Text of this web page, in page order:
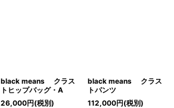
black means クラス
トヒップバッグ・A
26,000円(税別)
black means クラス
トパンツ
112,000円(税別)